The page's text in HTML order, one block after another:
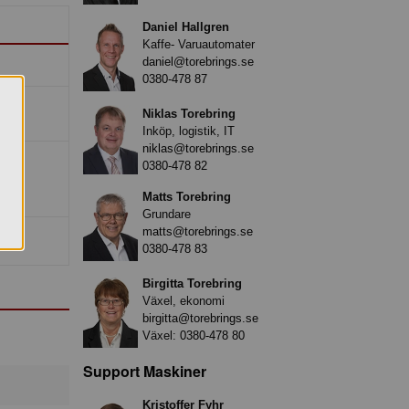
Daniel Hallgren
Kaffe- Varuautomater
daniel@torebrings.se
0380-478 87
Niklas Torebring
Inköp, logistik, IT
niklas@torebrings.se
0380-478 82
Matts Torebring
Grundare
matts@torebrings.se
0380-478 83
Birgitta Torebring
Växel, ekonomi
birgitta@torebrings.se
Växel: 0380-478 80
Support Maskiner
Kristoffer Fyhr